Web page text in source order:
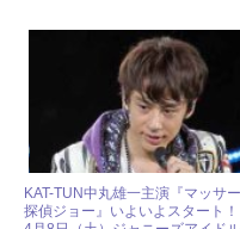
KAT-TUN中丸雄一主演『マッサ
探偵ジョー』いよいよスタート